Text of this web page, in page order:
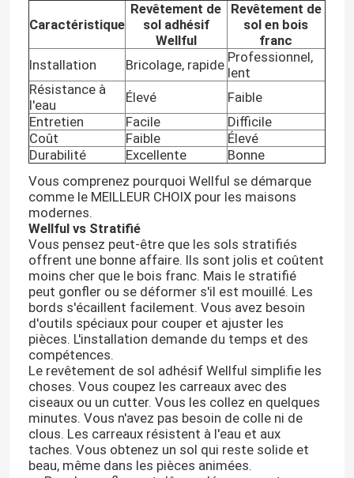
Caractéristique
Revêtement de
sol adhésif
Wellful
Revêtement de
sol en bois
franc
Installation
Bricolage, rapide Professionnel,
lent
Résistance à
l'eau
Élevé
Faible
Entretien
Facile
Difficile
Coût
Faible
Élevé
Durabilité
Excellente
Bonne
Vous comprenez pourquoi Wellful se démarque
comme le MEILLEUR CHOIX pour les maisons
modernes.
Wellful vs Stratifié
Vous pensez peut-être que les sols stratifiés
offrent une bonne affaire. Ils sont jolis et coûtent
moins cher que le bois franc. Mais le stratifié
peut gonfler ou se déformer s'il est mouillé. Les
bords s'écaillent facilement. Vous avez besoin
d'outils spéciaux pour couper et ajuster les
pièces. L'installation demande du temps et des
compétences.
Le revêtement de sol adhésif Wellful simplifie les
choses. Vous coupez les carreaux avec des
ciseaux ou un cutter. Vous les collez en quelques
minutes. Vous n'avez pas besoin de colle ni de
clous. Les carreaux résistent à l'eau et aux
taches. Vous obtenez un sol qui reste solide et
beau, même dans les pièces animées.